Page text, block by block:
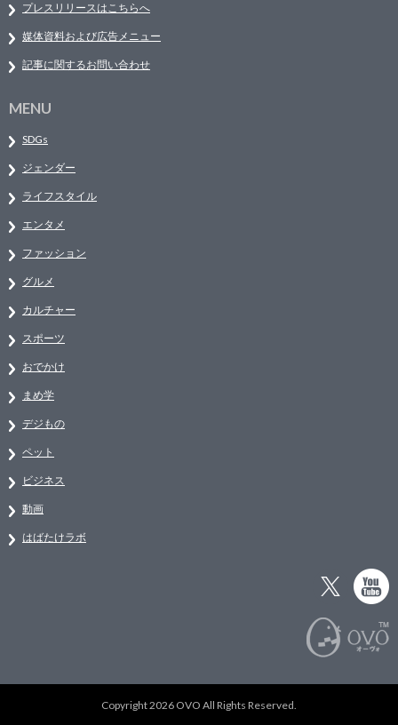
プレスリリースはこちらへ
媒体資料および広告メニュー
記事に関するお問い合わせ
MENU
SDGs
ジェンダー
ライフスタイル
エンタメ
ファッション
グルメ
カルチャー
スポーツ
おでかけ
まめ学
デジもの
ペット
ビジネス
動画
はばたけラボ
Copyright 2026 OVO All Rights Reserved.